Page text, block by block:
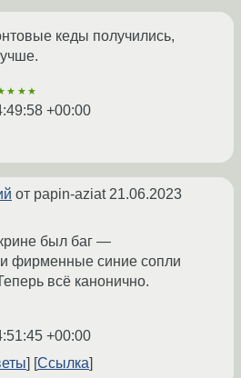
кеды получились,
+00:00
от papin-aziat 21.06.2023
был баг —
фирменные синие сопли
всё канонично.
+00:00
Ссылка